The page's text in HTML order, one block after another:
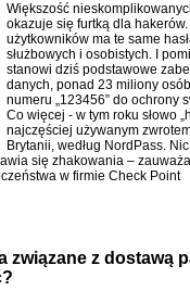
Większość
okazuje się furtką dla
użytkowników ma te same
służbowych i osobistych. I
stanowi dziś podstawowe
danych, ponad 23 miliony
numeru „123456” do ochrony
Co więcej - w tym roku słowo
najczęściej używanym
Brytanii, według NordPass.
się zhakowania – zauważa
w firmie Check Point
związane z dostawą